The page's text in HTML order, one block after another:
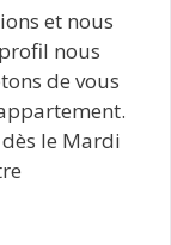
et nous
nous
de vous
le Mardi